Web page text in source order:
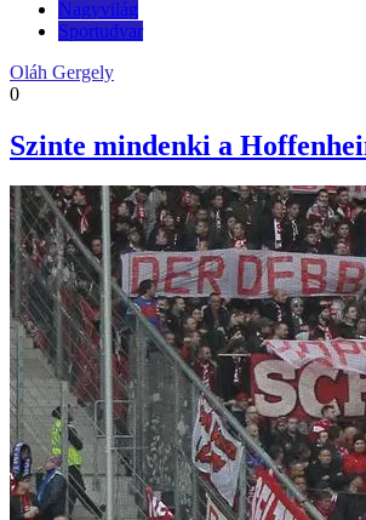
Nagyvilág
Sportudvar
Oláh Gergely
0
Szinte mindenki a